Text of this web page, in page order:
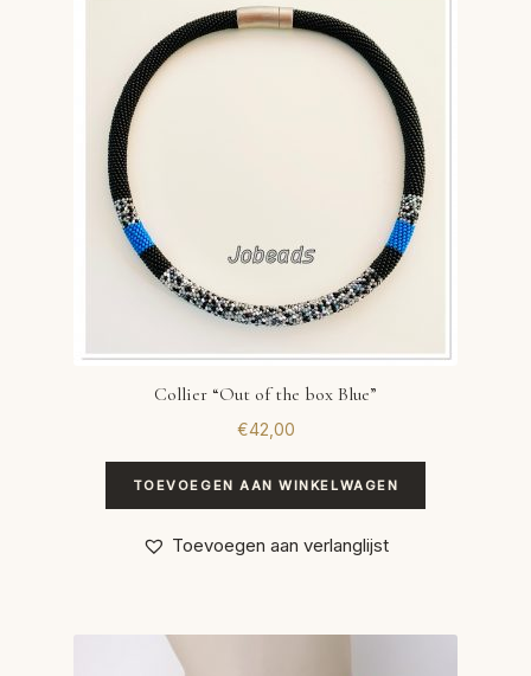
Collier “Out of the box Blue”
€42,00
TOEVOEGEN AAN WINKELWAGEN
Toevoegen aan verlanglijst